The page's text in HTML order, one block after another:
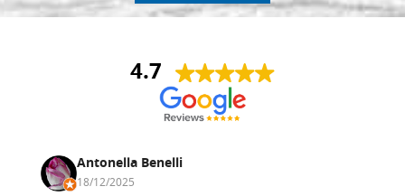
4.7
Antonella Benelli
18/12/2025